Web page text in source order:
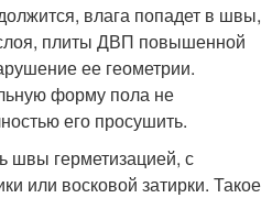
влага попадет в швы,
слоя, плиты ДВП повышенной
ее геометрии.
форму пола не
его просушить.
швы герметизацией, с
или восковой затирки. Такое